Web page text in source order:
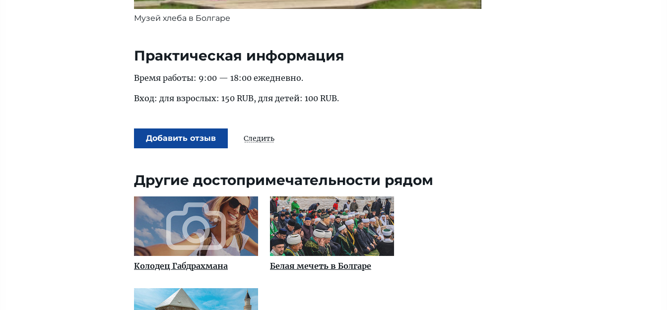
Музей хлеба в Болгаре
Практическая информация
Время работы: 9:00 — 18:00 ежедневно.
Вход: для взрослых: 150 RUB, для детей: 100 RUB.
Добавить отзыв Следить
Другие достопримечательности рядом
Колодец Габдрахмана Белая мечеть в Болгаре